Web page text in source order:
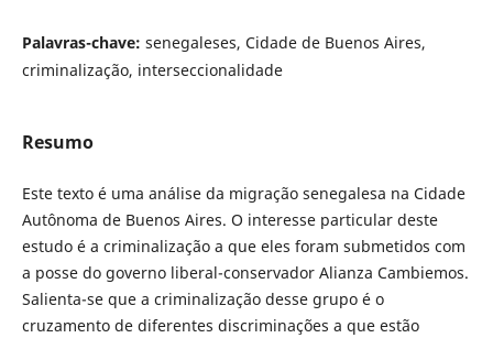
Palavras-chave: senegaleses, Cidade de Buenos Aires,
criminalização, interseccionalidade
Resumo
Este texto é uma análise da migração senegalesa na Cidade
Autônoma de Buenos Aires. O interesse particular deste
estudo é a criminalização a que eles foram submetidos com
a posse do governo liberal-conservador Alianza Cambiemos.
Salienta-se que a criminalização desse grupo é o
cruzamento de diferentes discriminações a que estão